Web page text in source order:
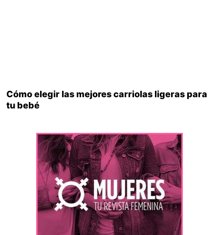
Cómo elegir las mejores carriolas ligeras para
tu bebé